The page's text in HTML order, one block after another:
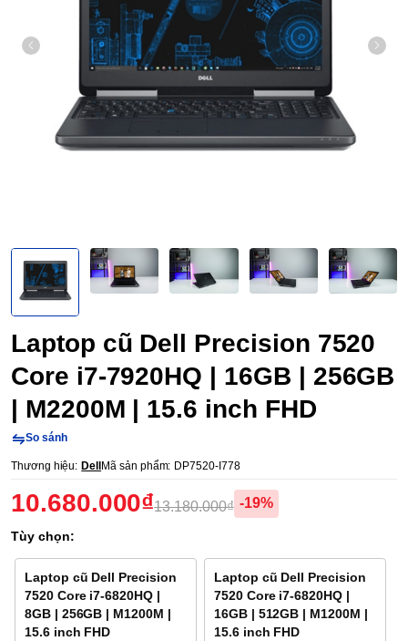
Laptop cũ Dell Precision 7520
Core i7-7920HQ | 16GB | 256GB
| M2200M | 15.6 inch FHD
So sánh
Thương hiệu: Dell Mã sản phẩm: DP7520-I778
10.680.000₫13.180.000₫ -19%
Tùy chọn:
Laptop cũ Dell Precision
7520 Core i7-6820HQ |
8GB | 256GB | M1200M |
15.6 inch FHD
Laptop cũ Dell Precision
7520 Core i7-6820HQ |
16GB | 512GB | M1200M |
15.6 inch FHD